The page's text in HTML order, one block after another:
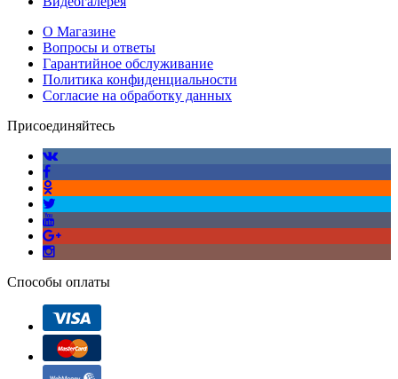
О Магазине
Вопросы и ответы
Гарантийное обслуживание
Политика конфиденциальности
Согласие на обработку данных
Присоединяйтесь
Способы оплаты